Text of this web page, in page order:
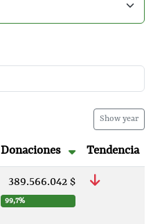
Show year
Donaciones Tendencia
389.566.042 $
99,7%